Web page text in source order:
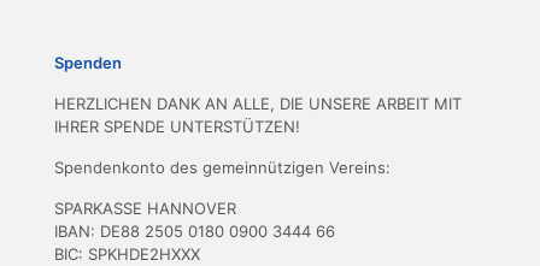
Spenden
HERZLICHEN DANK AN ALLE, DIE UNSERE ARBEIT MIT
IHRER SPENDE UNTERSTÜTZEN!
Spendenkonto des gemeinnützigen Vereins:
SPARKASSE HANNOVER
IBAN: DE88 2505 0180 0900 3444 66
BIC: SPKHDE2HXXX